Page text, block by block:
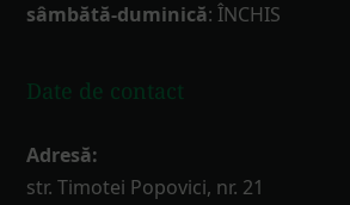
sâmbătă-duminică: ÎNCHIS
Date de contact
Adresă:
str. Timotei Popovici, nr. 21